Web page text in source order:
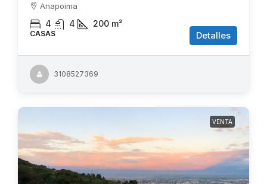
Anapoima
4 4 200 m²
CASAS Detalles
3108527369
VENTA